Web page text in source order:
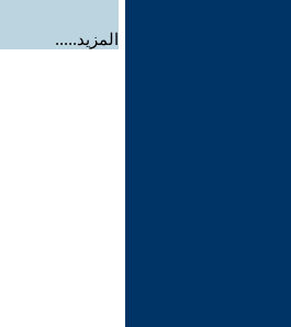
المزيد.....